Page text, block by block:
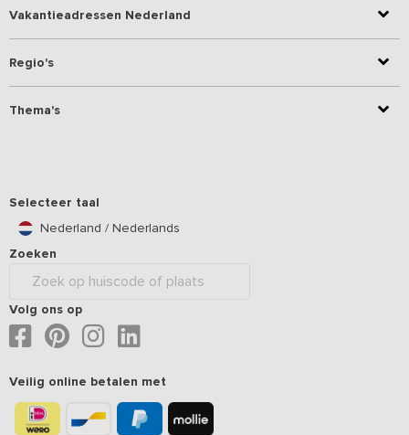
Vakantieadressen Nederland
Regio's
Thema's
Selecteer taal
Nederland / Nederlands
Zoeken
Volg ons op
Veilig online betalen met